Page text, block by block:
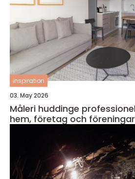
inspiration
03. May 2026
Måleri huddinge professionell målning för
hem, företag och föreningar